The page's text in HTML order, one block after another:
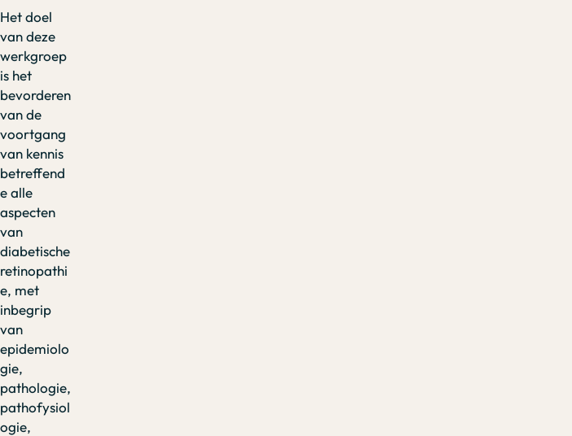
Het doel
van deze
werkgroep
is het
bevorderen
van de
voortgang
van kennis
betreffend
e alle
aspecten
van
diabetische
retinopathi
e, met
inbegrip
van
epidemiolo
gie,
pathologie,
pathofysiol
ogie,